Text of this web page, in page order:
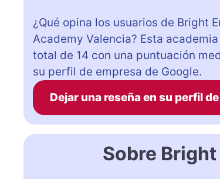
¿Qué opina los usuarios de Bright
Academy Valencia? Esta
total de 14 con una puntuación
su perfil de empresa de Google.
Dejar una reseña en su perfil
Sobre